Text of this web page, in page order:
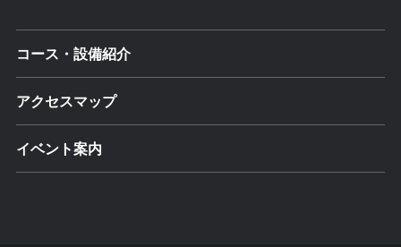
コース・設備紹介
アクセスマップ
イベント案内